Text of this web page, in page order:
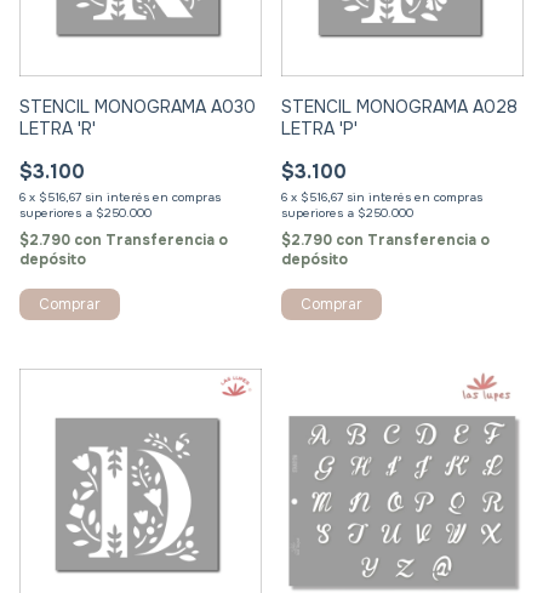
STENCIL MONOGRAMA A030
LETRA 'R'
$3.100
6 x $516,67 sin interés
$2.790 con Transferencia o
depósito
Comprar
STENCIL MONOGRAMA A028
LETRA 'P'
$3.100
6 x $516,67 sin interés
$2.790 con Transferencia o
depósito
Comprar